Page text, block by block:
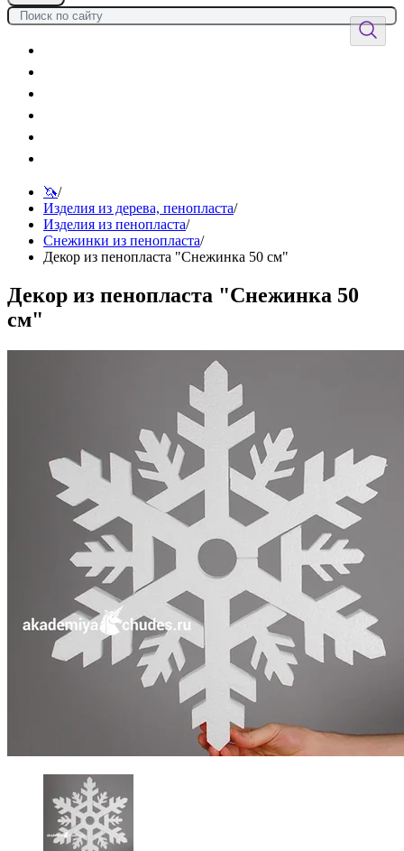
🦄/
Изделия из дерева, пенопласта/
Изделия из пенопласта/
Снежинки из пенопласта/
Декор из пенопласта "Снежинка 50 см"
Декор из пенопласта "Снежинка 50
см"